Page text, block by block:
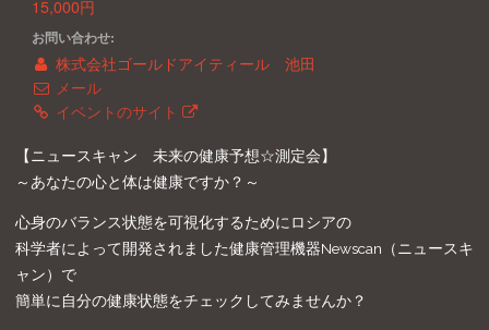
15,000円
お問い合わせ:
株式会社ゴールドアイティール 池田
メール
イベントのサイト
【ニュースキャン 未来の健康予想☆測定会】
～あなたの心と体は健康ですか？～
心身のバランス状態を可視化するためにロシアの
科学者によって開発されました健康管理機器Newscan（ニュースキ
ャン）で
簡単に自分の健康状態をチェックしてみませんか？